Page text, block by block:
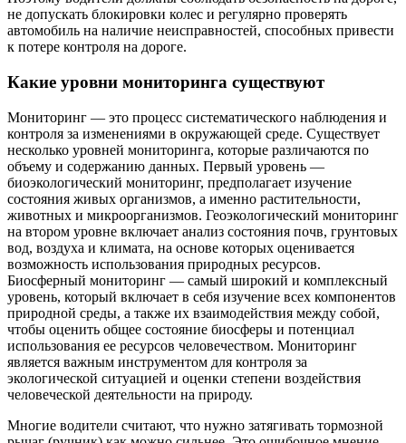
не допускать блокировки колес и регулярно проверять
автомобиль на наличие неисправностей, способных привести
к потере контроля на дороге.
Какие уровни мониторинга существуют
Мониторинг — это процесс систематического наблюдения и
контроля за изменениями в окружающей среде. Существует
несколько уровней мониторинга, которые различаются по
объему и содержанию данных. Первый уровень —
биоэкологический мониторинг, предполагает изучение
состояния живых организмов, а именно растительности,
животных и микроорганизмов. Геоэкологический мониторинг
на втором уровне включает анализ состояния почв, грунтовых
вод, воздуха и климата, на основе которых оценивается
возможность использования природных ресурсов.
Биосферный мониторинг — самый широкий и комплексный
уровень, который включает в себя изучение всех компонентов
природной среды, а также их взаимодействия между собой,
чтобы оценить общее состояние биосферы и потенциал
использования ее ресурсов человечеством. Мониторинг
является важным инструментом для контроля за
экологической ситуацией и оценки степени воздействия
человеческой деятельности на природу.
Многие водители считают, что нужно затягивать тормозной